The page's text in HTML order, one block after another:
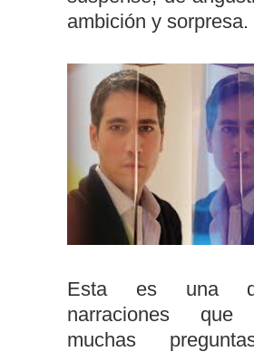
ambición y sorpresa.
Esta es una
narraciones que
muchas